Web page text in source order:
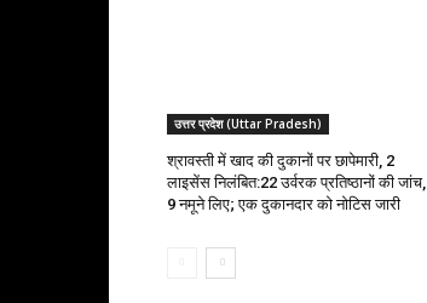
उत्तर प्रदेश (Uttar Pradesh)
श्रावस्ती में खाद की दुकानों पर छापेमारी, 2
लाइसेंस निलंबित:22 उर्वरक प्रतिष्ठानों की जांच,
9 नमूने लिए; एक दुकानदार को नोटिस जारी